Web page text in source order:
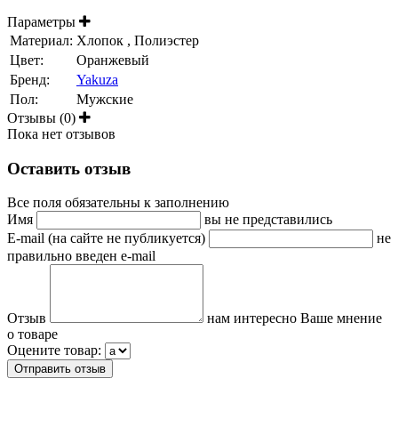
Параметры
Материал: Хлопок , Полиэстер
Цвет:
Оранжевый
Бренд:
Yakuza
Пол:
Мужские
Отзывы (0)
Пока нет отзывов
Оставить отзыв
Все поля обязательны к заполнению
Имя
вы не представились
E-mail (на сайте не публикуется)
не
правильно введен e-mail
Отзыв
нам интересно Ваше мнение
о товаре
Оцените товар: